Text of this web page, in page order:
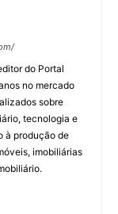
do Portal
no mercado
sobre
tecnologia e
à produção de
imobiliárias